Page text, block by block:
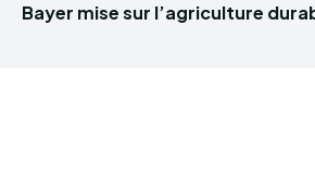
Bayer mise sur l’agriculture